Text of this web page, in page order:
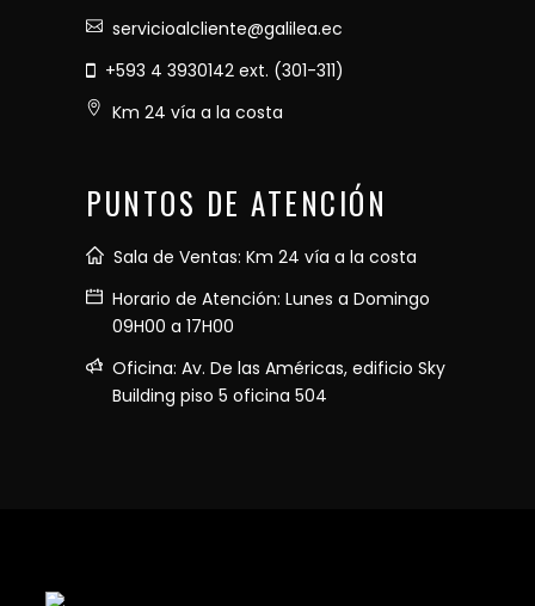
servicioalcliente@galilea.ec
+593 4 3930142 ext. (301-311)
Km 24 vía a la costa
PUNTOS DE ATENCIÓN
Sala de Ventas: Km 24 vía a la costa
Horario de Atención: Lunes a Domingo
09H00 a 17H00
Oficina: Av. De las Américas, edificio Sky
Building piso 5 oficina 504